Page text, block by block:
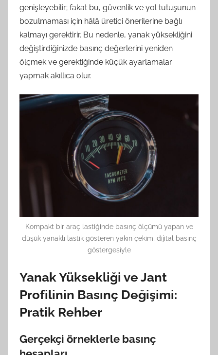
genişleyebilir; fakat bu, güvenlik ve yol tutuşunun
bozulmaması için hâlâ üretici önerilerine bağlı
kalmayı gerektirir. Bu nedenle, yanak yüksekliğini
değiştirdiğinizde basınç değerlerini yeniden
ölçmek ve gerektiğinde küçük ayarlamalar
yapmak akıllıca olur.
Kompakt bir araç lastiğinde basınç ölçümü yapan ve
düşük yanaklı lastik gösteren yakın çekim, dijital basınç
göstergesiyle
Yanak Yüksekliği ve Jant
Profilinin Basınç Değişimi:
Pratik Rehber
Gerçekçi örneklerle basınç